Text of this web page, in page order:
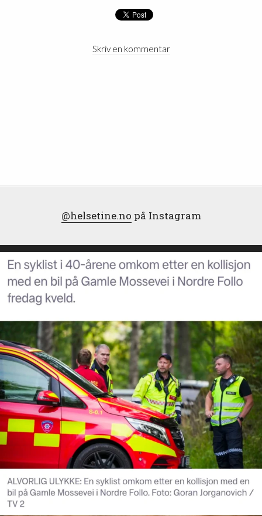
Skriv en kommentar
@helsetine.no på Instagram